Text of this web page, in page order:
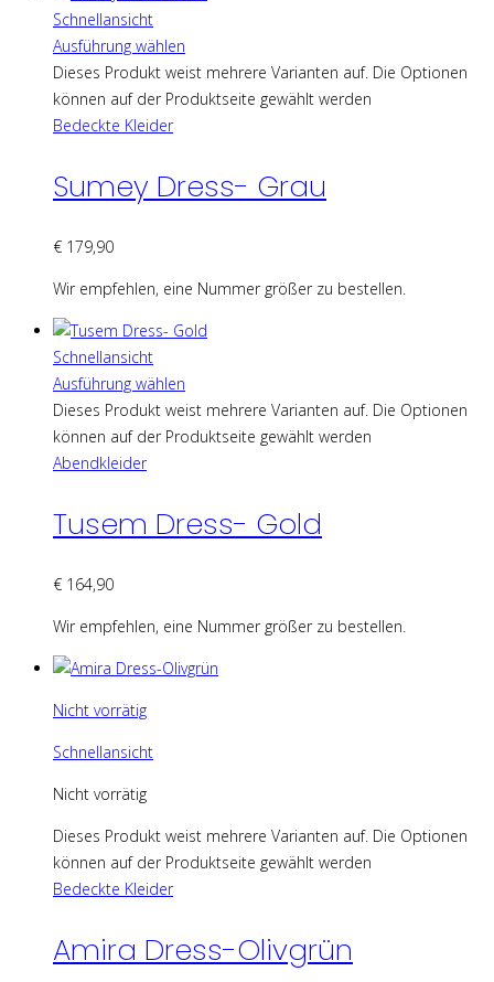
Schnellansicht
Ausführung wählen
Dieses Produkt weist mehrere Varianten auf. Die Optionen
können auf der Produktseite gewählt werden
Bedeckte Kleider
Sumey Dress- Grau
€ 179,90
Wir empfehlen, eine Nummer größer zu bestellen.
Schnellansicht
Ausführung wählen
Dieses Produkt weist mehrere Varianten auf. Die Optionen
können auf der Produktseite gewählt werden
Abendkleider
Tusem Dress- Gold
€ 164,90
Wir empfehlen, eine Nummer größer zu bestellen.
Nicht vorrätig
Schnellansicht
Nicht vorrätig
Dieses Produkt weist mehrere Varianten auf. Die Optionen
können auf der Produktseite gewählt werden
Bedeckte Kleider
Amira Dress-Olivgrün